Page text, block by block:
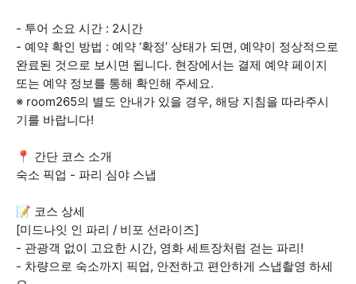
- 투어 소요 시간 : 2시간
- 예약 확인 방법 : 예약 ‘확정’ 상태가 되면, 예약이 정상적으로
완료된 것으로 보시면 됩니다. 현장에서는 결제 예약 페이지
또는 예약 정보를 통해 확인해 주세요.
※ room265의 별도 안내가 있을 경우, 해당 지침을 따라주시
기를 바랍니다!
📍 간단 코스 소개
숙소 픽업 - 파리 심야 스냅
📝 코스 상세
[미드나잇 인 파리 / 비포 선라이즈]
- 관광객 없이 고요한 시간, 영화 세트장처럼 걷는 파리!
- 차량으로 숙소까지 픽업, 안전하고 편안하게 스냅촬영 하세